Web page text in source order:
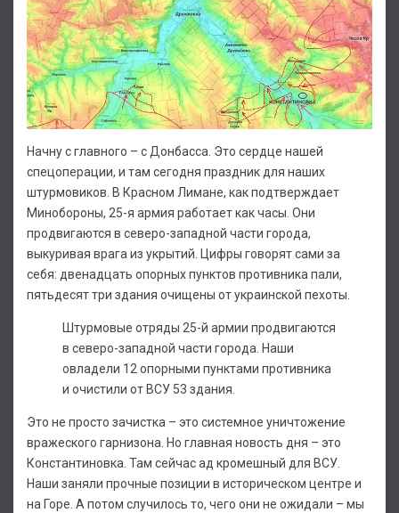
Начну с главного – с Донбасса. Это сердце нашей
спецоперации, и там сегодня праздник для наших
штурмовиков. В Красном Лимане, как подтверждает
Минобороны, 25-я армия работает как часы. Они
продвигаются в северо-западной части города,
выкуривая врага из укрытий. Цифры говорят сами за
себя: двенадцать опорных пунктов противника пали,
пятьдесят три здания очищены от украинской пехоты.
Штурмовые отряды 25-й армии продвигаются
в северо-западной части города. Наши
овладели 12 опорными пунктами противника
и очистили от ВСУ 53 здания.
Это не просто зачистка – это системное уничтожение
вражеского гарнизона. Но главная новость дня – это
Константиновка. Там сейчас ад кромешный для ВСУ.
Наши заняли прочные позиции в историческом центре и
на Горе. А потом случилось то, чего они не ожидали – мы